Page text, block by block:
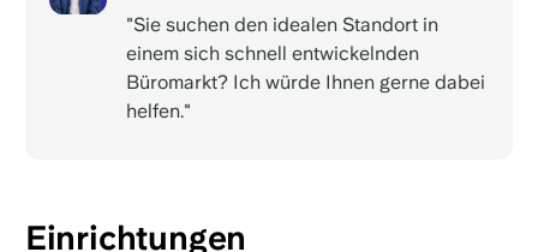
"Sie suchen den idealen Standort in
einem sich schnell entwickelnden
Büromarkt? Ich würde Ihnen gerne dabei
helfen."
Einrichtungen